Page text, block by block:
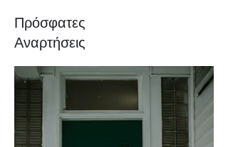
Πρόσφατες
Αναρτήσεις